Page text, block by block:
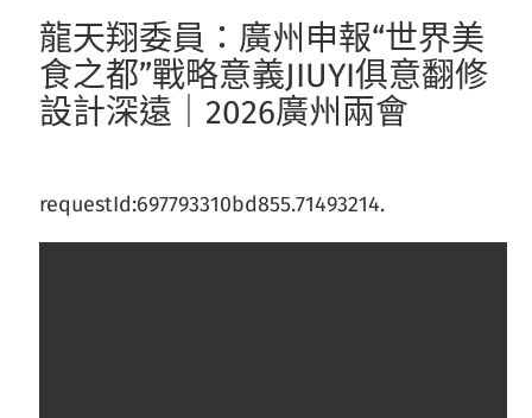
龍天翔委員：廣州申報“世界美
食之都”戰略意義JIUYI俱意翻修
設計深遠｜2026廣州兩會
requestId:697793310bd855.71493214.